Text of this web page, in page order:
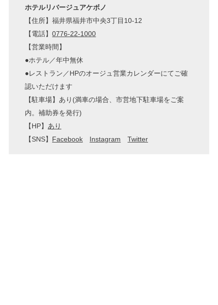
ホテルリバージュアケボノ
【住所】福井県福井市中央3丁目10-12
【電話】0776-22-1000
【営業時間】
●ホテル／年中無休
●レストラン／HPのオージュ営業カレンダーにてご確
認いただけます
【駐車場】あり(満車の場合、市営地下駐車場をご案
内。補助券を発行)
【HP】 あり
【SNS】 Facebook Instagram Twitter